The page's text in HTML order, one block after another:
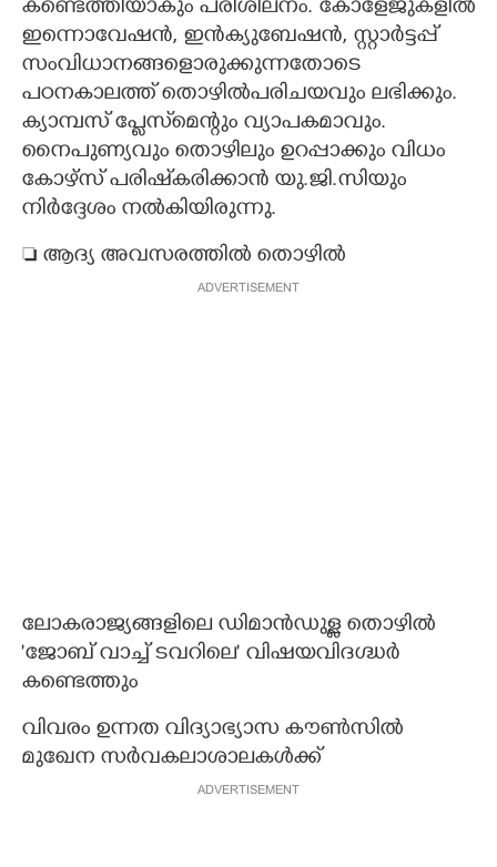
കണ്ടെത്തിയാകും പരിശീലനം. കോളേജുകളിൽ
ഇന്നൊവേഷൻ, ഇൻക്യുബേഷൻ, സ്റ്റാർട്ടപ്പ്
സംവിധാനങ്ങളൊരുക്കുന്നതോടെ
പഠനകാലത്ത് തൊഴിൽപരിചയവും ലഭിക്കും.
ക്യാമ്പസ് പ്ലേസ്‌മെന്റും വ്യാപകമാവും.
നൈപുണ്യവും തൊഴിലും ഉറപ്പാക്കും വിധം
കോഴ്സ് പരിഷ്‌കരിക്കാൻ യു.ജി.സിയും
നിർദ്ദേശം നൽകിയിരുന്നു.
 ആദ്യ അവസരത്തിൽ തൊഴിൽ
ADVERTISEMENT
ലോകരാജ്യങ്ങളിലെ ഡിമാൻഡുള്ള തൊഴിൽ
'ജോബ് വാച്ച് ടവറിലെ' വിഷയവിദഗ്ദ്ധർ
കണ്ടെത്തും
വിവരം ഉന്നത വിദ്യാഭ്യാസ കൗൺസിൽ
മുഖേന സർവകലാശാലകൾക്ക്
ADVERTISEMENT